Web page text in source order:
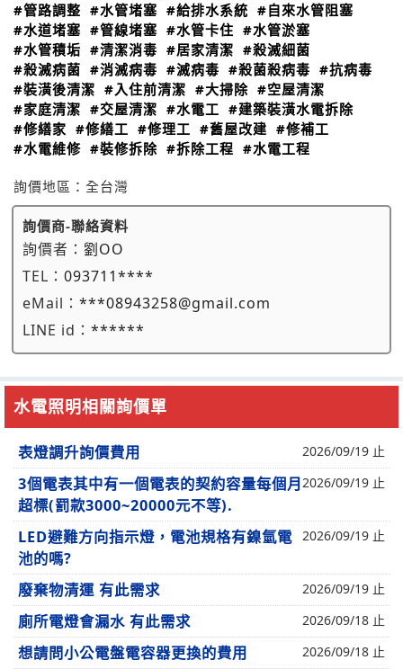
#管路調整 #水管堵塞 #給排水系統 #自來水管阻塞
#水道堵塞 #管線堵塞 #水管卡住 #水管淤塞
#水管積垢 #清潔消毒 #居家清潔 #殺滅細菌
#殺滅病菌 #消滅病毒 #滅病毒 #殺菌殺病毒 #抗病毒
#裝潢後清潔 #入住前清潔 #大掃除 #空屋清潔
#家庭清潔 #交屋清潔 #水電工 #建築裝潢水電拆除
#修繕家 #修繕工 #修理工 #舊屋改建 #修補工
#水電維修 #裝修拆除 #拆除工程 #水電工程
詢價地區： 全台灣
詢價商-聯絡資料
詢價者： 劉OO
TEL： 093711****
eMail： ***08943258@gmail.com
LINE id： ******
水電照明相關詢價單
表燈調升詢價費用 2026/09/19 止
3個電表其中有一個電表的契約容量每個月
超標(罰款3000~20000元不等).
2026/09/19 止
LED避難方向指示燈，電池規格有鎳氫電
池的嗎?
2026/09/19 止
廢棄物清運 有此需求 2026/09/19 止
廁所電燈會漏水 有此需求 2026/09/18 止
想請問小公電盤電容器更換的費用 2026/09/18 止